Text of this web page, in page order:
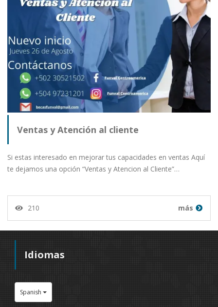
Ventas y Atención al cliente
Si estas interesado en mejorar tus capacidades en ventas Aquí
te dejamos una opción “Ventas y Atencion al Cliente”…
210 más
Idiomas
Spanish